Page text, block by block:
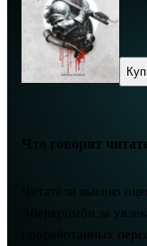
Что говорят
Читатели высоко
Аберкромби за
проработанных